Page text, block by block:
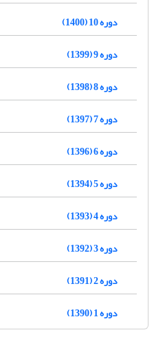
دوره 10 (1400)
دوره 9 (1399)
دوره 8 (1398)
دوره 7 (1397)
دوره 6 (1396)
دوره 5 (1394)
دوره 4 (1393)
دوره 3 (1392)
دوره 2 (1391)
دوره 1 (1390)